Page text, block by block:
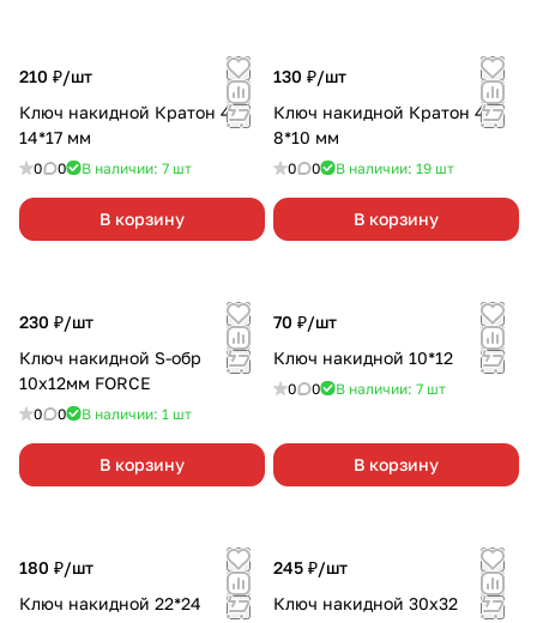
210 ₽/шт
Ключ накидной Кратон 45*
14*17 мм
0 0 В наличии: 7 шт
В корзину
130 ₽/шт
Ключ накидной Кратон 45*
8*10 мм
0 0 В наличии: 19 шт
В корзину
230 ₽/шт
Ключ накидной S-обр
10х12мм FORCE
0 0 В наличии: 1 шт
В корзину
70 ₽/шт
Ключ накидной 10*12
0 0 В наличии: 7 шт
В корзину
180 ₽/шт
Ключ накидной 22*24
245 ₽/шт
Ключ накидной 30х32